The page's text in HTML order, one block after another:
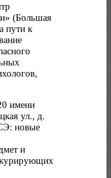
(Большая
пути к
имени
ул., д.
новые
и
курирующих